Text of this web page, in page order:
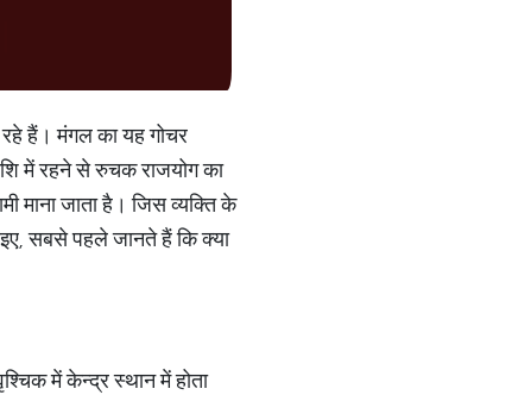
हैं। मंगल का यह गोचर
में रहने से रुचक राजयोग का
माना जाता है। जिस व्यक्ति के
सबसे पहले जानते हैं कि क्या
में केन्द्र स्थान में होता